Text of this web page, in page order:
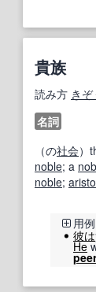
貴族
読み方 きぞ
名詞
（の社会）
noble; a
noble;
用例
彼は
He
peer